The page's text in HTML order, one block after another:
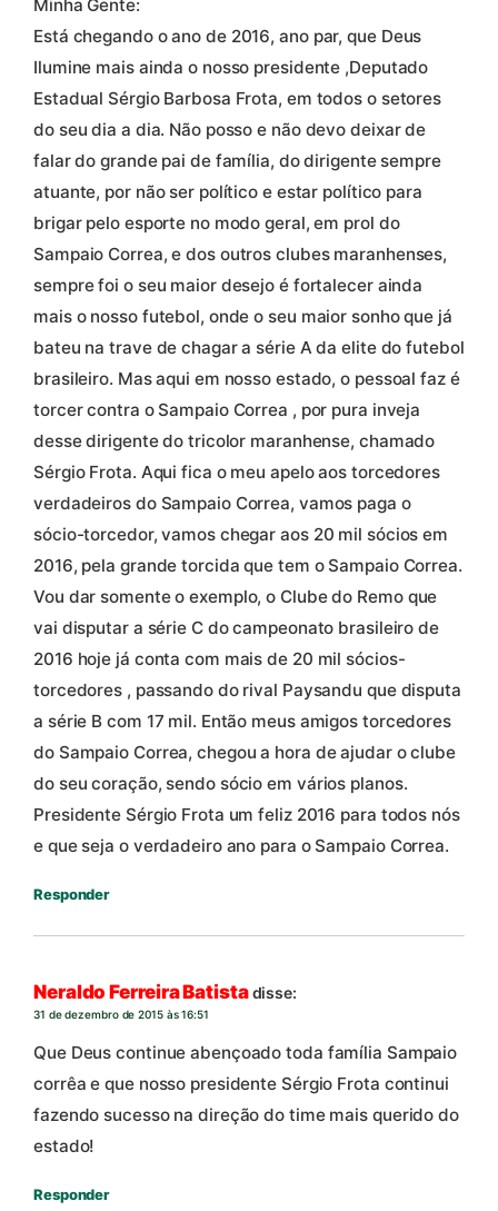
Minha Gente:
Está chegando o ano de 2016, ano par, que Deus
Ilumine mais ainda o nosso presidente ,Deputado
Estadual Sérgio Barbosa Frota, em todos o setores
do seu dia a dia. Não posso e não devo deixar de
falar do grande pai de família, do dirigente sempre
atuante, por não ser político e estar político para
brigar pelo esporte no modo geral, em prol do
Sampaio Correa, e dos outros clubes maranhenses,
sempre foi o seu maior desejo é fortalecer ainda
mais o nosso futebol, onde o seu maior sonho que já
bateu na trave de chagar a série A da elite do futebol
brasileiro. Mas aqui em nosso estado, o pessoal faz é
torcer contra o Sampaio Correa , por pura inveja
desse dirigente do tricolor maranhense, chamado
Sérgio Frota. Aqui fica o meu apelo aos torcedores
verdadeiros do Sampaio Correa, vamos paga o
sócio-torcedor, vamos chegar aos 20 mil sócios em
2016, pela grande torcida que tem o Sampaio Correa.
Vou dar somente o exemplo, o Clube do Remo que
vai disputar a série C do campeonato brasileiro de
2016 hoje já conta com mais de 20 mil sócios-
torcedores , passando do rival Paysandu que disputa
a série B com 17 mil. Então meus amigos torcedores
do Sampaio Correa, chegou a hora de ajudar o clube
do seu coração, sendo sócio em vários planos.
Presidente Sérgio Frota um feliz 2016 para todos nós
e que seja o verdadeiro ano para o Sampaio Correa.
Responder
Neraldo Ferreira Batistadisse:
31 de dezembro de 2015 às 16:51
Que Deus continue abençoado toda família Sampaio
corrêa e que nosso presidente Sérgio Frota continui
fazendo sucesso na direção do time mais querido do
estado!
Responder